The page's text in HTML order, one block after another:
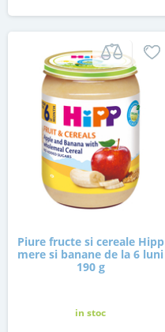
Piure fructe si cereale Hipp
mere si banane de la 6 luni
190 g
in stoc